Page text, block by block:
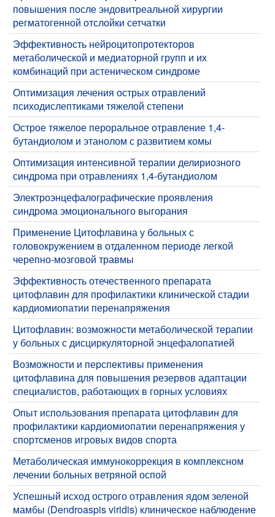
повышения после эндовитреальной хирургии
регматогенной отслойки сетчатки
​Эффективность нейроцитопротекторов
метаболической и медиаторной групп и их
комбинаций при астеническом синдроме
Оптимизация лечения острых отравлений
психодислептиками тяжелой степени
Острое тяжелое пероральное отравление 1,4-
бутандиолом и этанолом с развитием комы
​Оптимизация интенсивной терапии делириозного
синдрома при отравлениях 1,4-бутандиолом
Электроэнцефалографические проявления
синдрома эмоционального выгорания
Применение Цитофлавина у больных с
головокружением в отдаленном периоде легкой
черепно-мозговой травмы
Эффективность отечественного препарата
цитофлавин для профилактики клинической стадии
кардиомиопатии перенапряжения
Цитофлавин: возможности метаболической терапии
у больных с дисциркуляторной энцефалопатией
Возможности и перспективы применения
цитофлавина для повышения резервов адаптации
специалистов, работающих в горных условиях
Опыт использования препарата цитофлавин для
профилактики кардиомиопатии перенапряжения у
спортсменов игровых видов спорта
​Метаболическая иммунокоррекция в комплексном
лечении больных ветряной оспой
Успешный исход острого отравления ядом зеленой
мамбы (Dendroaspis viridis) клиническое наблюдение